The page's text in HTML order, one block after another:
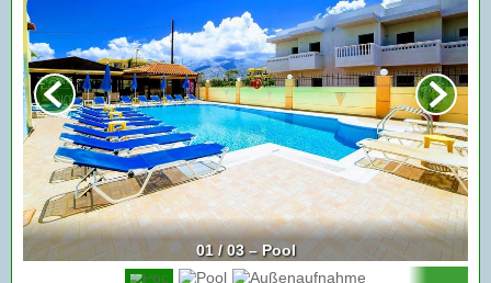
01 / 03 – Pool